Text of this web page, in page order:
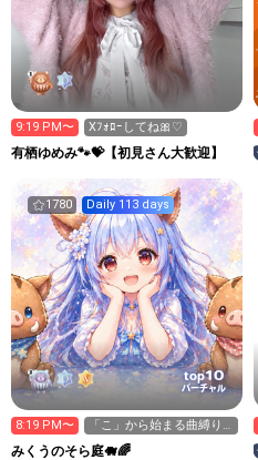
9:19 PM〜 Xﾌｫﾛｰしてね🎀♡
有栖ゆめみ🐾💝【初見さん大歓迎】
1780 Daily 113 days
top10
バーチャル
8:19 PM〜
「こ」から始まる曲縛り
🫶🫶🫶🫶
みくうのそら庭🐗🌈